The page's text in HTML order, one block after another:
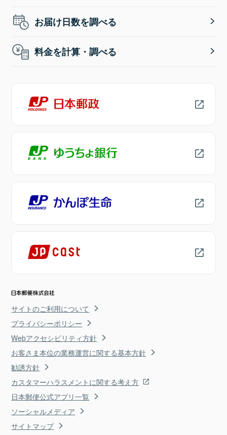
お届け日数を調べる
料金を計算・調べる
サイトのご利用について
プライバシーポリシー
Webアクセシビリティ方針
お客さま本位の業務運営に関する基本方針
勧誘方針
カスタマーハラスメントに関する考え方
日本郵便公式アプリ一覧
ソーシャルメディア
サイトマップ